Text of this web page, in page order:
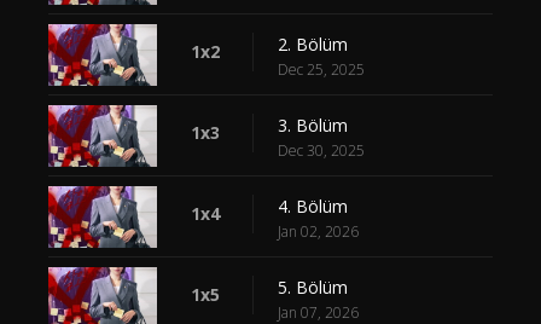
1x2 2. Bölüm
Dec 25, 2025
1x3 3. Bölüm
Dec 30, 2025
1x4 4. Bölüm
Jan 02, 2026
1x5 5. Bölüm
Jan 07, 2026